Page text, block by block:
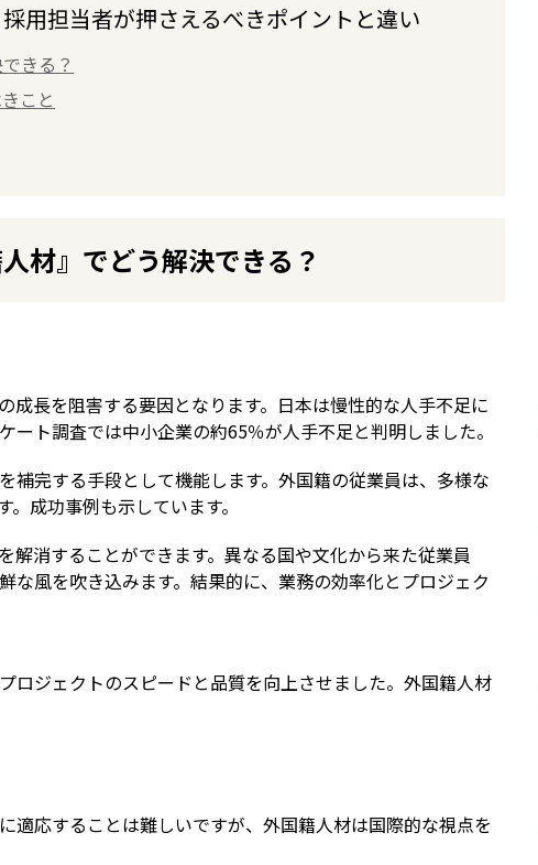
用担当者が押さえるべきポイントと違い
きる？
こと
材』でどう解決できる？
長を阻害する要因となります。日本は慢性的な人手不足に
ト調査では中小企業の約65％が人手不足と判明しました。
補完する手段として機能します。外国籍の従業員は、多様な
成功事例も示しています。
消することができます。異なる国や文化から来た従業員
風を吹き込みます。結果的に、業務の効率化とプロジェク
ロジェクトのスピードと品質を向上させました。外国籍人材
応することは難しいですが、外国籍人材は国際的な視点を